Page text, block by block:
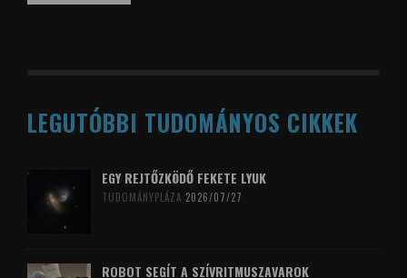
LEGUTÓBBI TUDOMÁNYOS CIKKEK
EGY REJTŐZKÖDŐ FEKETE LYUK
TUDOMÁNYPLÁZA 2026/07/27
ROBOT SEGÍT A SZÍVRITMUSZAVAROK